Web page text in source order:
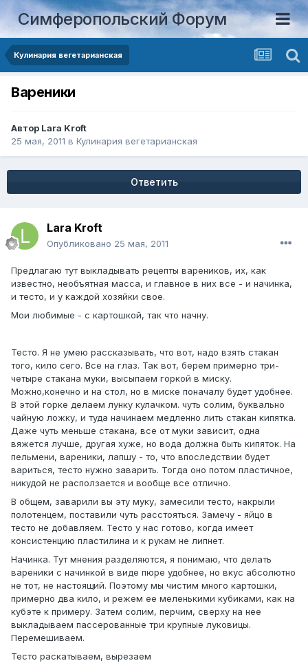
Симферопольский Форум
Кулинария вегетарианская
Вареники
Автор Lara Kroft
25 мая, 2011 в Кулинария вегетарианская
Ответить
Lara Kroft
Опубликовано 25 мая, 2011
Предлагаю тут выкладывать рецепты вареников, их, как
известно, необъятная масса, и главное в них все - и начинка,
и тесто, и у каждой хозяйки свое.
Мои любимые - с картошкой, так что начну.
Тесто. Я не умею рассказывать, что вот, надо взять стакан
того, кило сего. Все на глаз. Так вот, берем примерно три-
четыре стакана муки, высыпаем горкой в миску.
Можно,конечно и на стол, но в миске поначалу будет удобнее.
В этой горке делаем лунку кулачком. чуть солим, буквально
чайную ложку, и туда начинаем медленно лить стакан кипятка.
Даже чуть меньше стакана, все от муки зависит, одна
вяжется лучше, другая хуже, но вода должна быть кипяток. На
пельмени, вареники, лапшу - то, что впоследствии будет
вариться, тесто нужно заварить. Тогда оно потом пластичное,
никудой не расползается и вообще все отлично.
В общем, заварили вы эту муку, замесили тесто, накрыли
полотенцем, поставили чуть расстояться. Замечу - яйцо в
тесто не добавляем. Тесто у нас готово, когда имеет
консистенцию пластилина и к рукам не липнет.
Начинка. Тут мнения разделяются, я понимаю, что делать
вареники с начинкой в виде пюре удобнее, но вкус абсолютно
не тот, не настоящий. Поэтому мы чистим много картошки,
примерно два кило, и режем ее меленькими кубиками, как на
кубэте к примеру. Затем солим, перчим, сверху на нее
выкладываем пассерованные три крупные луковицы.
Перемешиваем.
Тесто раскатываем, вырезаем